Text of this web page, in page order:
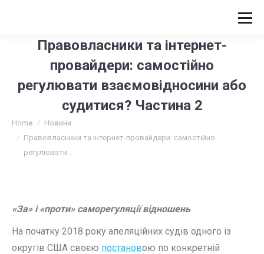
Правовласники та інтернет-
провайдери: самостійно
регулювати взаємовідносини або
судитися? Частина 2
You are here:
Home
Новини
Правовласники та інтернет-провайдери: самостійно
регулювати…
«За» і «проти» саморегуляції відношень
На початку 2018 року апеляційних судів одного із
округів США своєю постановою по конкретній